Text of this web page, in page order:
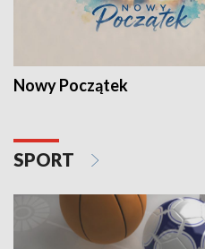
Nowy Początek
SPORT